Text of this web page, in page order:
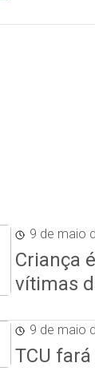
9 de maio
Criança
vítimas
9 de maio
TCU